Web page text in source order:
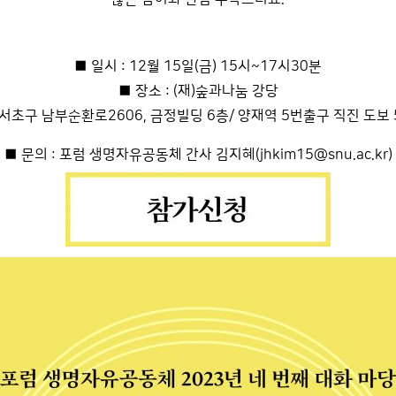
■ 일시 : 12월 15일(금) 15시~17시30분
■ 장소 : (재)숲과나눔 강당
초구 남부순환로2606, 금정빌딩 6층/ 양재역 5번출구 직진 도보
■ 문의 : 포럼 생명자유공동체 간사 김지혜(jhkim15@snu.ac.kr)